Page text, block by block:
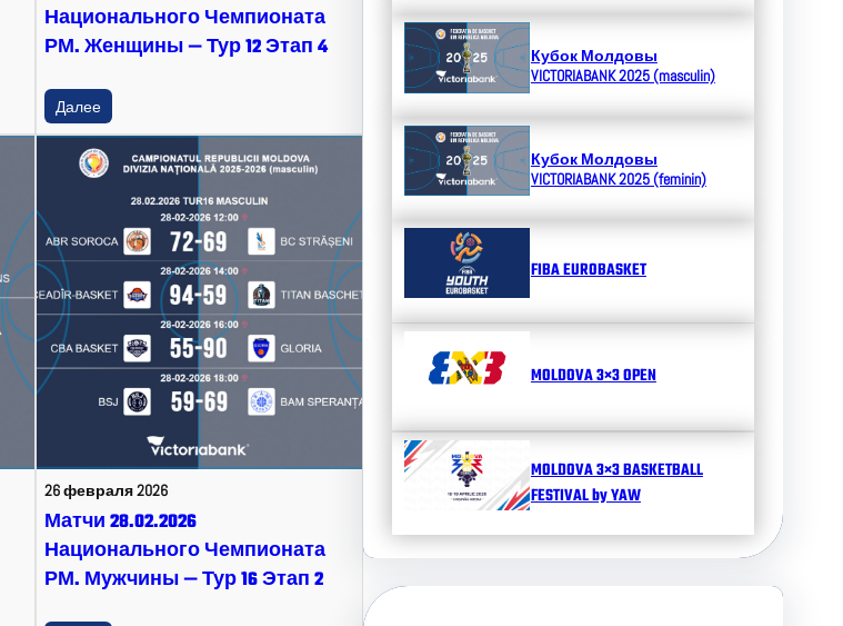
Национального Чемпионата
РМ. Женщины — Тур 12 Этап 4
Далее
26 февраля 2026
Матчи 28.02.2026
Национального Чемпионата
РМ. Мужчины — Тур 16 Этап 2
Кубок Молдовы
VICTORIABANK 2025 (masculin)
Кубок Молдовы
VICTORIABANK 2025 (feminin)
FIBA EUROBASKET
MOLDOVA 3×3 OPEN
MOLDOVA 3×3 BASKETBALL
FESTIVAL by YAW